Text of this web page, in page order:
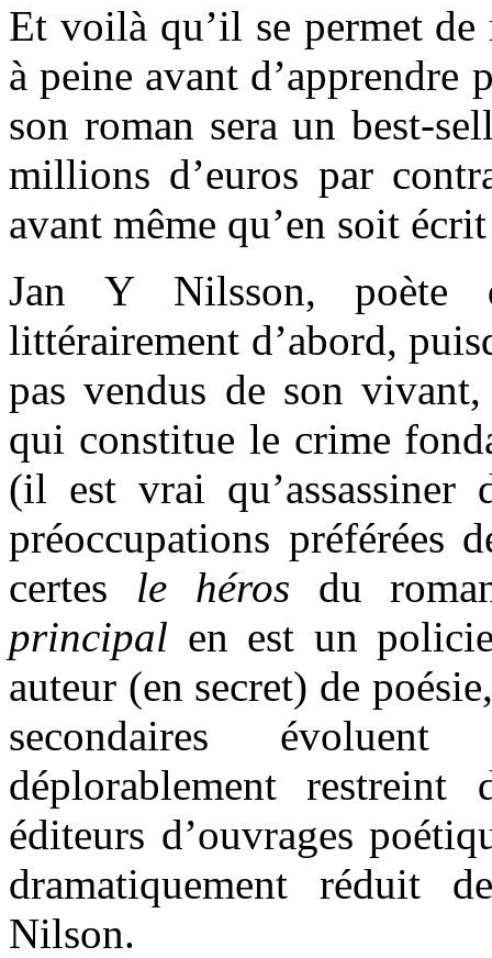
Et voilà qu’il se permet
à peine avant d’apprendre
son roman sera un best-
millions d’euros par
avant même qu’en soit
Jan Y Nilsson, poète
littérairement d’abord,
pas vendus de son
qui constitue le crime
(il est vrai qu’assassiner
préoccupations préférées
certes le héros du
principal en est un
auteur (en secret) de
secondaires
déplorablement
éditeurs d’ouvrages
dramatiquement réduit
Nilson.